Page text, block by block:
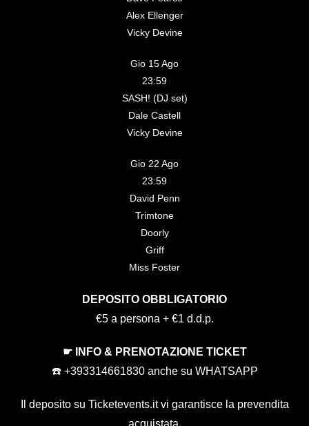
Alex Ellenger
Vicky Devine
Gio 15 Ago
23:59
SASH! (DJ set)
Dale Castell
Vicky Devine
Gio 22 Ago
23:59
David Penn
Trimtone
Doorly
Griff
Miss Foster
DEPOSITO OBBLIGATORIO
€5 a persona + €1 d.d.p.
☛ INFO & PRENOTAZIONE TICKET
☎️ +393314661830 anche su WHATSAPP
Il deposito su Ticketevents.itvi garantisce la prevendita
acquistata.